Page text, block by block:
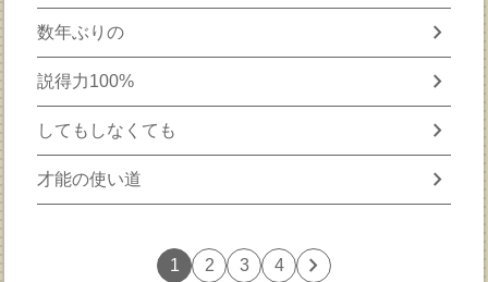
数年ぶりの chevron_right
説得力100% chevron_right
してもしなくても chevron_right
才能の使い道 chevron_right
1 2 3 4 chevron_right